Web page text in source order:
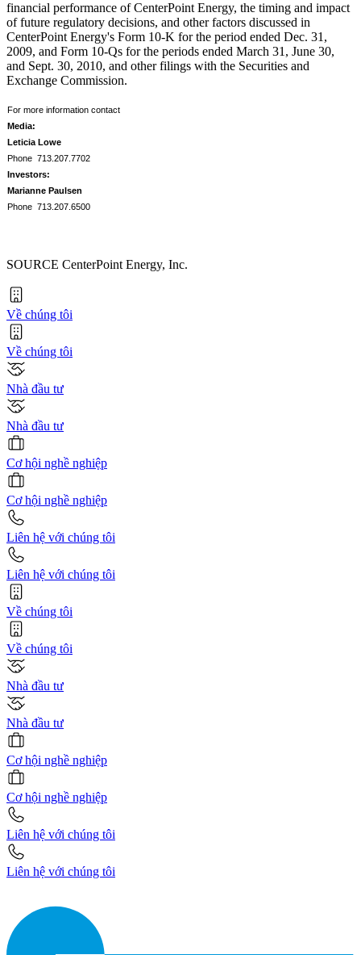
financial performance of CenterPoint Energy, the timing and impact
of future regulatory decisions, and other factors discussed in
CenterPoint Energy's Form 10-K for the period ended Dec. 31,
2009, and Form 10-Qs for the periods ended March 31 , June 30,
and Sept. 30, 2010, and other filings with the Securities and
Exchange Commission.
For more information contact
Media:
Leticia Lowe
Phone 713.207.7702
Investors:
Marianne Paulsen
Phone 713.207.6500
SOURCE CenterPoint Energy, Inc.
Về chúng tôi
Về chúng tôi
Nhà đầu tư
Nhà đầu tư
Cơ hội nghề nghiệp
Cơ hội nghề nghiệp
Liên hệ với chúng tôi
Liên hệ với chúng tôi
Về chúng tôi
Về chúng tôi
Nhà đầu tư
Nhà đầu tư
Cơ hội nghề nghiệp
Cơ hội nghề nghiệp
Liên hệ với chúng tôi
Liên hệ với chúng tôi